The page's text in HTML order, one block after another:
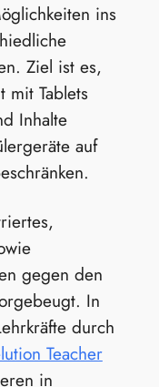
ins
Ziel ist es,
Tablets
Inhalte
auf
gegen den
In
durch
Teacher
in